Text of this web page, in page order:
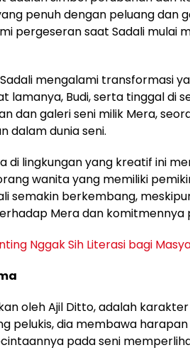
penuh dengan peluang dan
pergeseran saat Sadali mulai
mengalami transformasi
lamanya, Budi, serta tinggal di
dan galeri seni milik Mera,
dalam dunia seni.
di lingkungan yang kreatif ini
wanita yang memiliki
semakin berkembang,
Mera dan komitmennya
Nggak Sih Literasi bagi
oleh Ajil Ditto, adalah
pelukis, dia membawa
pada seni